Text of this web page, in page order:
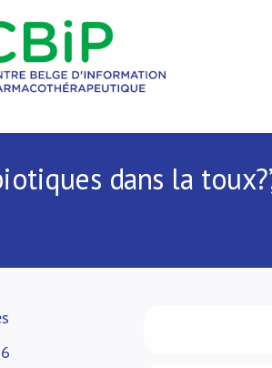
dans la